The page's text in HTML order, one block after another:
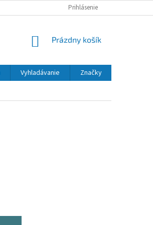
Prihlásenie
NÁKUPNÝ
Prázdny košík
Vyhladávanie
Značky